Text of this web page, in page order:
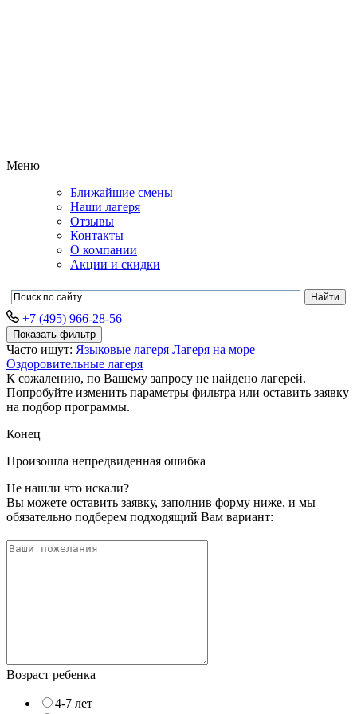
Меню
Ближайшие смены
Наши лагеря
Отзывы
Контакты
О компании
Акции и скидки
+7 (495) 966-28-56
Показать фильтр
Часто ищут: Языковые лагеря Лагеря на море
Оздоровительные лагеря
К сожалению, по Вашему запросу не найдено лагерей.
Попробуйте изменить параметры фильтра или оставить заявку
на подбор программы.
Конец
Произошла непредвиденная ошибка
Не нашли что искали?
Вы можете оставить заявку, заполнив форму ниже, и мы
обязательно подберем подходящий Вам вариант:
Возраст ребенка
4-7 лет